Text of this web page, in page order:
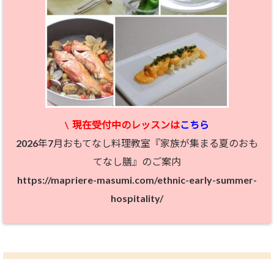
\ 現在受付中のレッスンはこちら
2026年7月おもてなし料理教室『家族が集まる夏のおも
てなし膳』のご案内
https://mapriere-masumi.com/ethnic-early-summer-
hospitality/